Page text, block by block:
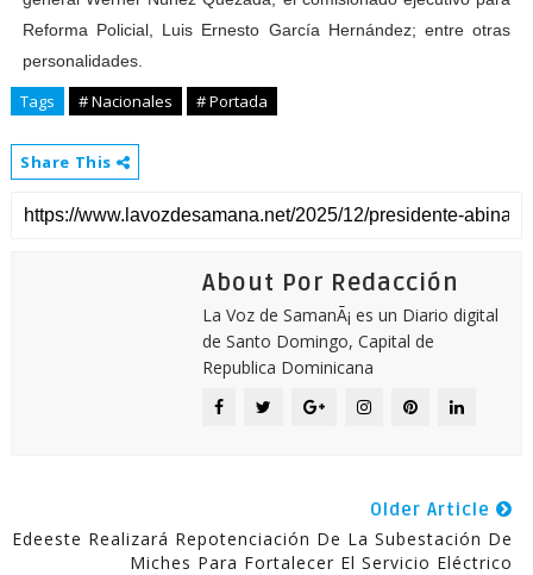
Reforma Policial, Luis Ernesto García Hernández; entre otras
personalidades.
Tags # Nacionales # Portada
Share This
About Por Redacción
La Voz de SamanÃ¡ es un Diario digital
de Santo Domingo, Capital de
Republica Dominicana
Older Article
Edeeste Realizará Repotenciación De La Subestación De
Miches Para Fortalecer El Servicio Eléctrico